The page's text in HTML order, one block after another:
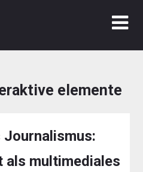
elemente
multimediales